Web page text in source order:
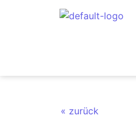
« zurück